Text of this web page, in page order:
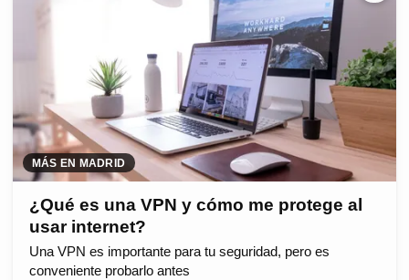
MÁS EN MADRID
¿Qué es una VPN y cómo me protege al
usar internet?
Una VPN es importante para tu seguridad, pero es
conveniente probarlo antes